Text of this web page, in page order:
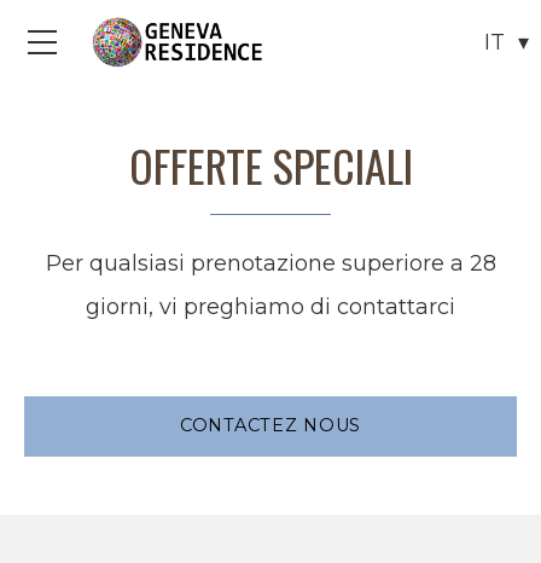
OFFERTE SPECIALI
Per qualsiasi prenotazione superiore a 28
giorni, vi preghiamo di contattarci
CONTACTEZ NOUS